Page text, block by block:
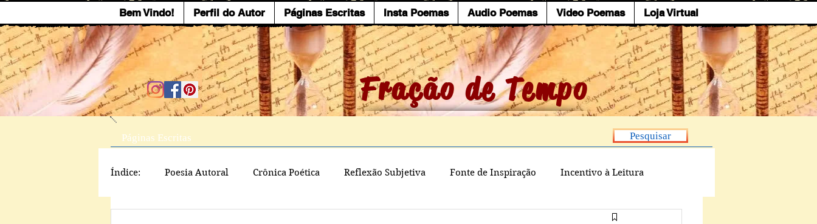
Fração de Tempo
Pesquisar
Páginas Escritas
Índice: Poesia Autoral Crônica Poética Reflexão Subjetiva Fonte de Inspiração Incentivo à Leitura
Bem Vindo! Perfil do Autor Páginas Escritas Insta Poemas Audio Poemas Video Poemas Loja Virtual